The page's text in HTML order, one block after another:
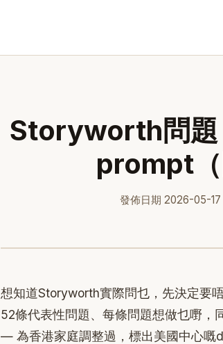
Storyworth問題
prompt（
發佈日期 2026-05-
想知道Storyworth實際問乜，先決定要
52條代表性問題、每條問題想做乜嘢，
— 為香港家庭調整過，標出美國中心嘅